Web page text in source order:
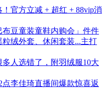
官方立减 + 超红 + 88vip消
豆童装童鞋内购会」件件
绒外套、休闲套装...主打
人选错了，附羽绒服10大
李佳琦直播间爆款惊喜返